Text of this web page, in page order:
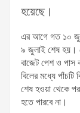
হয়েছে।
এর আগে গত ১০
৯ জুলাই শেষ হয়।
বাজেট পেশ ও পাস
বিলের মধ্যে
শেষ হওয়া থেকে
হতে পারবে না।